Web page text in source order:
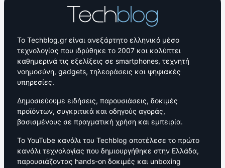
Το Techblog.gr είναι ανεξάρτητο ελληνικό μέσο
τεχνολογίας που ιδρύθηκε το 2007 και καλύπτει
καθημερινά τις εξελίξεις σε smartphones, τεχνητή
νοημοσύνη, gadgets, τηλεοράσεις και ψηφιακές
υπηρεσίες.
Δημοσιεύουμε ειδήσεις, παρουσιάσεις, δοκιμές
προϊόντων, συγκριτικά και οδηγούς αγοράς,
βασισμένους σε πραγματική χρήση και εμπειρία.
Το YouTube κανάλι του Techblog αποτέλεσε το πρώτο
κανάλι τεχνολογίας που δημιουργήθηκε στην Ελλάδα,
παρουσιάζοντας hands-on δοκιμές και unboxing